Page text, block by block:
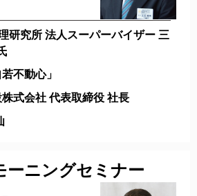
研究所 法人スーパーバイザー 三
不動心」
式会社 代表取締役 社長
ーニングセミナー